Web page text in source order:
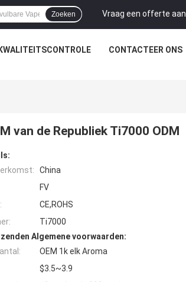
Vraag een offerte aan
Zoeken
KWALITEITSCONTROLE CONTACTEER ONS
van de Republiek Ti7000 ODM
China
FV
CE,ROHS
Ti7000
Algemene voorwaarden:
OEM 1k elk Aroma
$3.5~3.9